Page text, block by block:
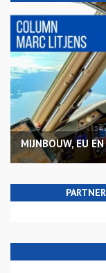
MIJNBOUW, EU